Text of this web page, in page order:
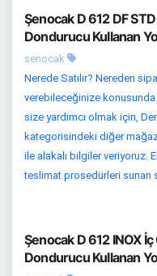
Şenocak D 612 DF
Dondurucu Kullanan
senocak
Nerede Satılır? Nereden
verebileceğinize konusunda
size yardımcı olmak için,
kategorisindeki diğer
ile alakalı bilgiler veriyoruz.
teslimat prosedürleri sunan
Şenocak D 612 INOX
Dondurucu Kullanan